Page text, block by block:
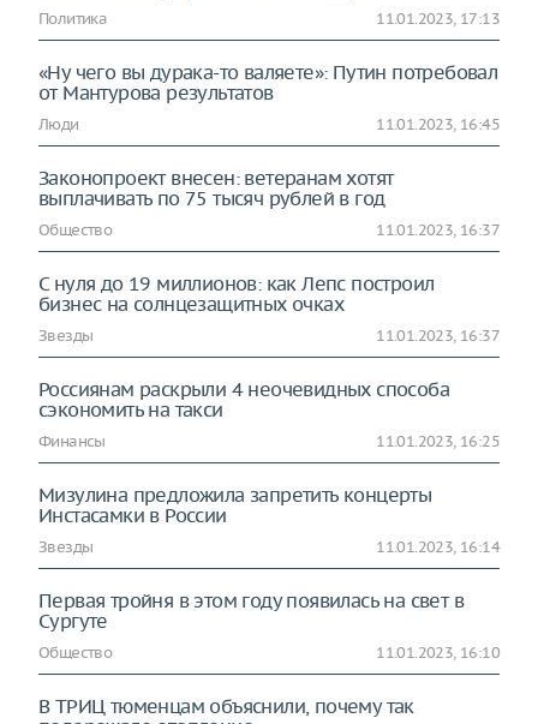
Политика 11.01.2023, 17:13
«Ну чего вы дурака-то валяете»: Путин потребовал
от Мантурова результатов
Люди 11.01.2023, 16:45
Законопроект внесен: ветеранам хотят
выплачивать по 75 тысяч рублей в год
Общество 11.01.2023, 16:37
С нуля до 19 миллионов: как Лепс построил
бизнес на солнцезащитных очках
Звезды 11.01.2023, 16:37
Россиянам раскрыли 4 неочевидных способа
сэкономить на такси
Финансы 11.01.2023, 16:25
Мизулина предложила запретить концерты
Инстасамки в России
Звезды 11.01.2023, 16:14
Первая тройня в этом году появилась на свет в
Сургуте
Общество 11.01.2023, 16:10
В ТРИЦ тюменцам объяснили, почему так